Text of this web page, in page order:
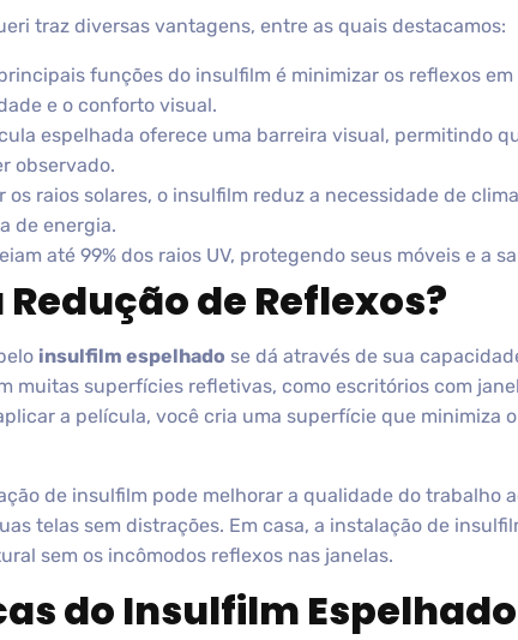
traz diversas vantagens, entre as quais destacamos:
funções do insulfilm é minimizar os reflexos
e o conforto visual.
espelhada oferece uma barreira visual, permitindo
observado.
os raios solares, o insulfilm reduz a necessidade de
de energia.
até 99% dos raios UV, protegendo seus móveis e a
de Reflexos?
insulfilm espelhado se dá através de sua
muitas superfícies refletivas, como escritórios com
a película, você cria uma superfície que minimiza
de insulfilm pode melhorar a qualidade do trabalho
telas sem distrações. Em casa, a instalação de
sem os incômodos reflexos nas janelas.
do Insulfilm Espelhado